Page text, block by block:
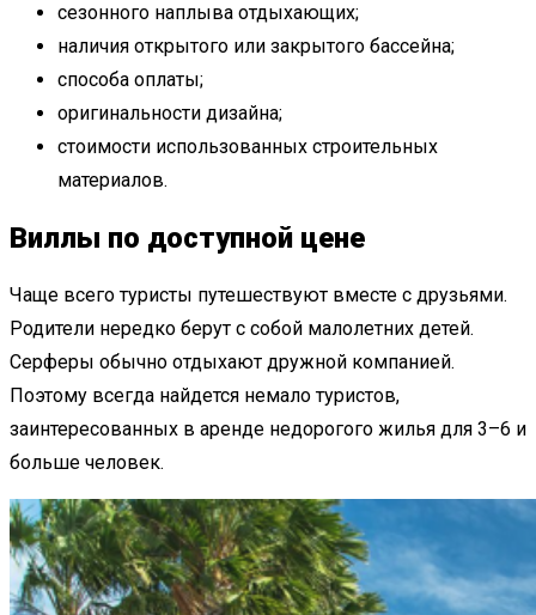
сезонного наплыва отдыхающих;
наличия открытого или закрытого бассейна;
способа оплаты;
оригинальности дизайна;
стоимости использованных строительных
материалов.
Виллы по доступной цене
Чаще всего туристы путешествуют вместе с друзьями.
Родители нередко берут с собой малолетних детей.
Серферы обычно отдыхают дружной компанией.
Поэтому всегда найдется немало туристов,
заинтересованных в аренде недорогого жилья для 3–6 и
больше человек.